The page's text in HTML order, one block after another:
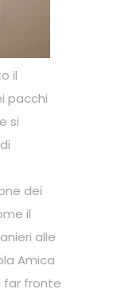
il
pacchi
si
dei
il
alle
Amica
far fronte